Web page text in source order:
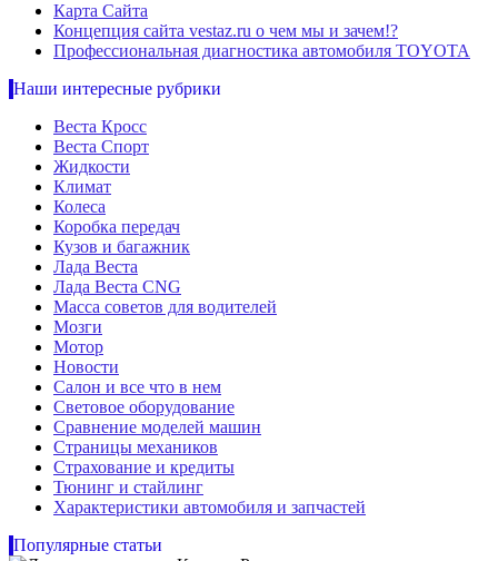
Карта Сайта
Концепция сайта vestaz.ru о чем мы и зачем!?
Профессиональная диагностика автомобиля TOYOTA
Наши интересные рубрики
Веста Кросс
Веста Спорт
Жидкости
Климат
Колеса
Коробка передач
Кузов и багажник
Лада Веста
Лада Веста CNG
Масса советов для водителей
Мозги
Мотор
Новости
Салон и все что в нем
Световое оборудование
Сравнение моделей машин
Страницы механиков
Страхование и кредиты
Тюнинг и стайлинг
Характеристики автомобиля и запчастей
Популярные статьи